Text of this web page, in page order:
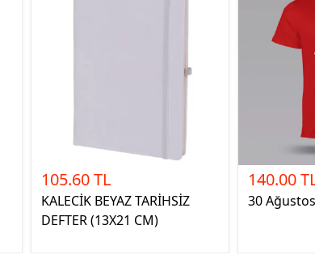
105.60 TL
KALECİK BEYAZ TARİHSİZ
DEFTER (13X21 CM)
140.00
30